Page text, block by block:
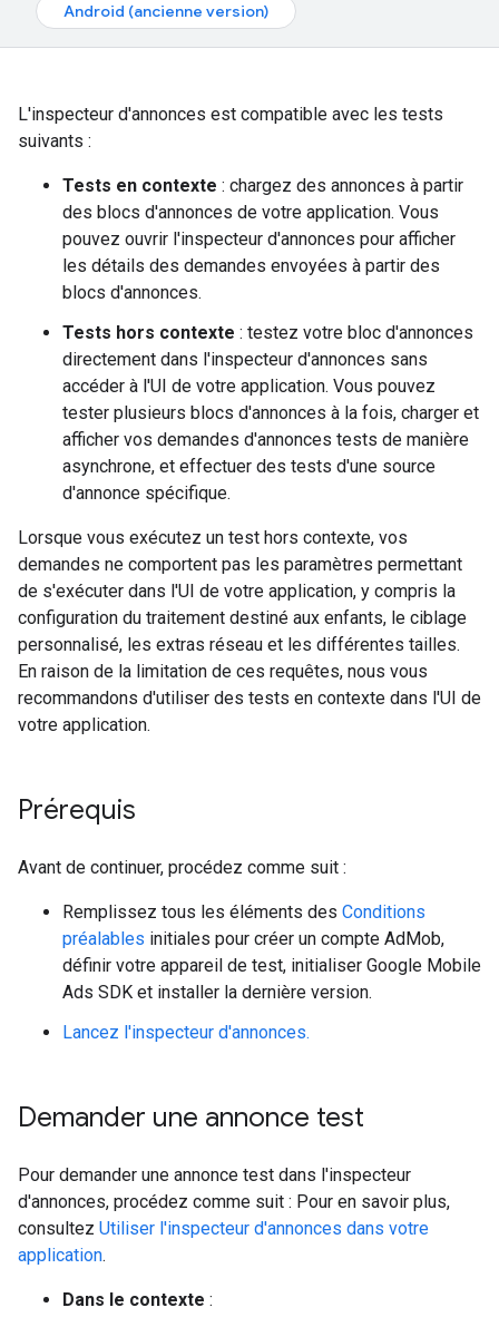
Android (ancienne version)
L'inspecteur d'annonces est compatible avec les tests
suivants :
Tests en contexte : chargez des annonces à partir
des blocs d'annonces de votre application. Vous
pouvez ouvrir l'inspecteur d'annonces pour afficher
les détails des demandes envoyées à partir des
blocs d'annonces.
Tests hors contexte : testez votre bloc d'annonces
directement dans l'inspecteur d'annonces sans
accéder à l'UI de votre application. Vous pouvez
tester plusieurs blocs d'annonces à la fois, charger et
afficher vos demandes d'annonces tests de manière
asynchrone, et effectuer des tests d'une source
d'annonce spécifique.
Lorsque vous exécutez un test hors contexte, vos
demandes ne comportent pas les paramètres permettant
de s'exécuter dans l'UI de votre application, y compris la
configuration du traitement destiné aux enfants, le ciblage
personnalisé, les extras réseau et les différentes tailles.
En raison de la limitation de ces requêtes, nous vous
recommandons d'utiliser des tests en contexte dans l'UI de
votre application.
Prérequis
Avant de continuer, procédez comme suit :
Remplissez tous les éléments des Conditions
préalables initiales pour créer un compte AdMob,
définir votre appareil de test, initialiser Google Mobile
Ads SDK et installer la dernière version.
Lancez l'inspecteur d'annonces.
Demander une annonce test
Pour demander une annonce test dans l'inspecteur
d'annonces, procédez comme suit : Pour en savoir plus,
consultez Utiliser l'inspecteur d'annonces dans votre
application.
Dans le contexte :